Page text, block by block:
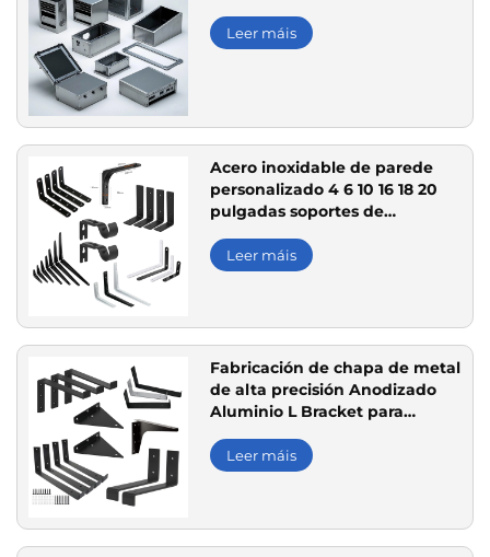
Leer máis
Acero inoxidable de parede
personalizado 4 6 10 16 18 20
pulgadas soportes de
precisión para uso doméstico e
industrial
Leer máis
Fabricación de chapa de metal
de alta precisión Anodizado
Aluminio L Bracket para
Leer máis